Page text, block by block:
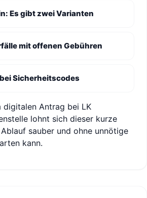
Es gibt zwei Varianten
mit offenen Gebühren
Sicherheitscodes
digitalen Antrag bei LK
lohnt sich dieser kurze
sauber und ohne unnötige
kann.